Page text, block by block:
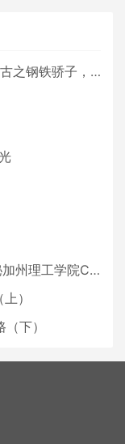
铁骄子，魅力包头
博士生活 [上集]
）
下）